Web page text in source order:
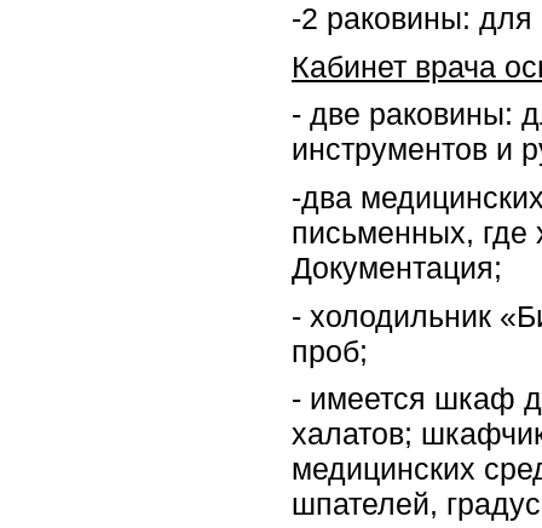
-2 раковины: для
Кабинет врача
- две раковины:
инструментов и
-два
письменных, где
Документация;
- холодильник
проб;
- имеется шкаф
халатов;
медицинских
шпателей,